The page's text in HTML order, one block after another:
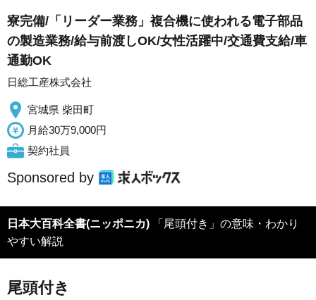
寮完備/「リーダー業務」複合機に使われる電子部品
の製造業務/給与前渡しOK/女性活躍中/交通費支給/車
通勤OK
日総工産株式会社
宮城県 柴田町
月給30万9,000円
契約社員
Sponsored by
日本大百科全書(ニッポニカ) 「尾頭付き」の意味・わかり
やすい解説
尾頭付き